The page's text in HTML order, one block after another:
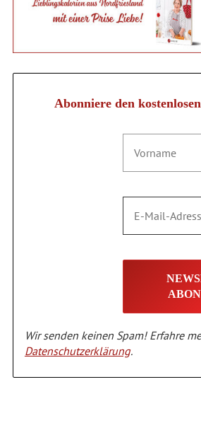
Abonniere den
Wir senden keinen Spam! Erfahre
Datenschutzerklärung.